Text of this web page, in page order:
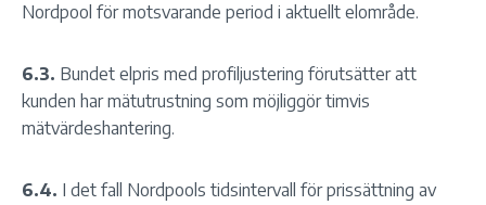
Nordpool för motsvarande period i aktuellt elområde.
6.3. Bundet elpris med profiljustering förutsätter att
kunden har mätutrustning som möjliggör timvis
mätvärdeshantering.
6.4. I det fall Nordpools tidsintervall för prissättning av